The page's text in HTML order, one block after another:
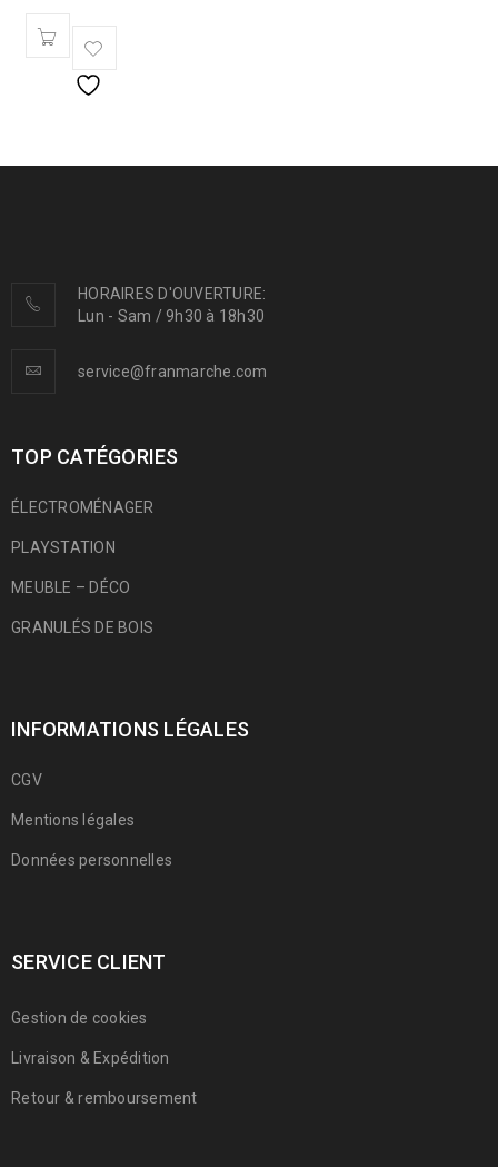
HORAIRES D'OUVERTURE:
Lun - Sam / 9h30 à 18h30
service@franmarche.com
TOP CATÉGORIES
ÉLECTROMÉNAGER
PLAYSTATION
MEUBLE – DÉCO
GRANULÉS DE BOIS
INFORMATIONS LÉGALES
CGV
Mentions légales
Données personnelles
SERVICE CLIENT
Gestion de cookies
Livraison & Expédition
Retour & remboursement